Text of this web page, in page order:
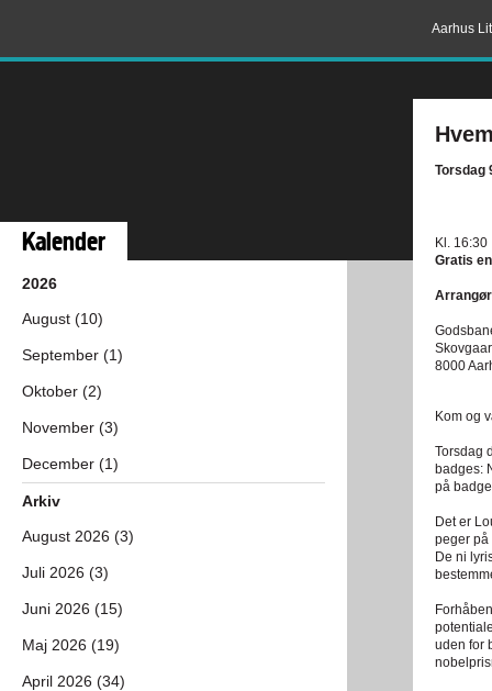
Aarhus
Torsdag
Kl. 16:30
Gratis
8000
Kom og
Torsdag
badges:
på
Det er
peger på
De ni
uden for
Kalender
2026
August (10)
September (1)
Oktober (2)
November (3)
December (1)
Arkiv
August 2026 (3)
Juli 2026 (3)
Juni 2026 (15)
Maj 2026 (19)
April 2026 (34)